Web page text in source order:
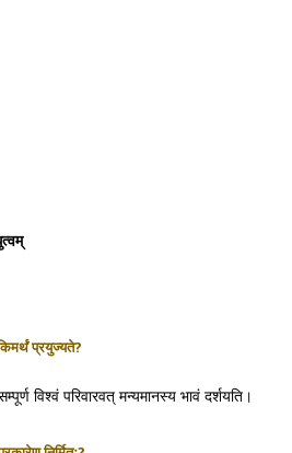
प्रयुज्यते?
विश्वं परिवारवत् मन्यमानस्य भावं दर्शयति।